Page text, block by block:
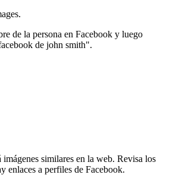
de la persona en Facebook y luego
de john smith".
imágenes similares en la web. Revisa los
enlaces a perfiles de Facebook.